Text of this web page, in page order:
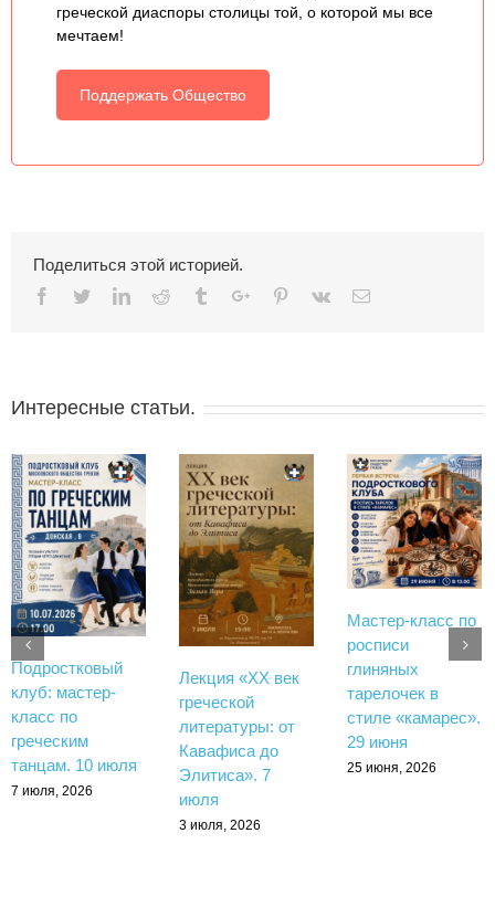
греческой диаспоры столицы той, о которой мы все
мечтаем!
Поддержать Общество
Поделиться этой историей.
Facebook
TwitterLinkedinReddit TumblrGoogle+Pinterest
Vk Email
Интересные статьи.
Подростковый
клуб: мастер-
класс по
греческим
танцам. 10 июля
7 июля, 2026
Лекция «XX век
греческой
литературы: от
Кавафиса до
Элитиса». 7
июля
3 июля, 2026
Мастер-класс по
росписи
глиняных
тарелочек в
стиле «камарес».
29 июня
25 июня, 2026